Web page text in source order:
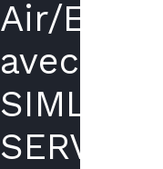
Air/Eau
avec
SIMLEA
SERVICES